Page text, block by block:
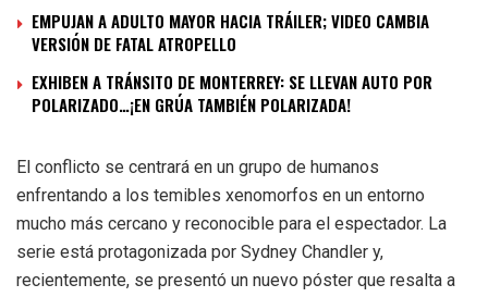
EMPUJAN A ADULTO MAYOR HACIA TRÁILER; VIDEO CAMBIA
VERSIÓN DE FATAL ATROPELLO
EXHIBEN A TRÁNSITO DE MONTERREY: SE LLEVAN AUTO POR
POLARIZADO…¡EN GRÚA TAMBIÉN POLARIZADA!
El conflicto se centrará en un grupo de humanos
enfrentando a los temibles xenomorfos en un entorno
mucho más cercano y reconocible para el espectador. La
serie está protagonizada por Sydney Chandler y,
recientemente, se presentó un nuevo póster que resalta a